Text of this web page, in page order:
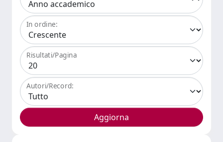
In ordine:
Risultati/Pagina
Autori/Record: